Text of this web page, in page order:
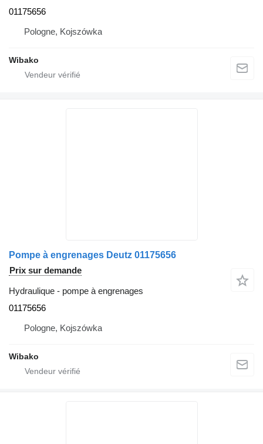
01175656
Pologne, Kojszówka
Wibako
Pompe à engrenages Deutz 01175656
Prix sur demande
Hydraulique - pompe à engrenages
01175656
Pologne, Kojszówka
Wibako